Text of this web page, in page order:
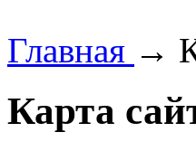
Главная →
Карта